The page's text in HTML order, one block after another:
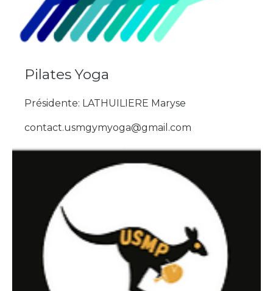
Pilates Yoga
Présidente: LATHUILIERE Maryse
contact.usmgymyoga@gmail.com